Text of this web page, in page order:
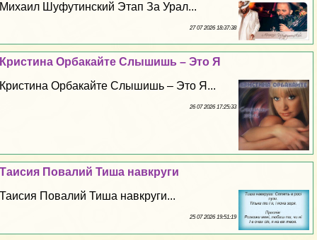
Михаил Шуфутинский Этап За Урал...
27 07 2026 18:37:38
Кристина Орбакайте Слышишь – Это Я
Кристина Орбакайте Слышишь – Это Я...
26 07 2026 17:25:33
Таисия Повалий Тиша навкруги
Таисия Повалий Тиша навкруги...
25 07 2026 19:51:19